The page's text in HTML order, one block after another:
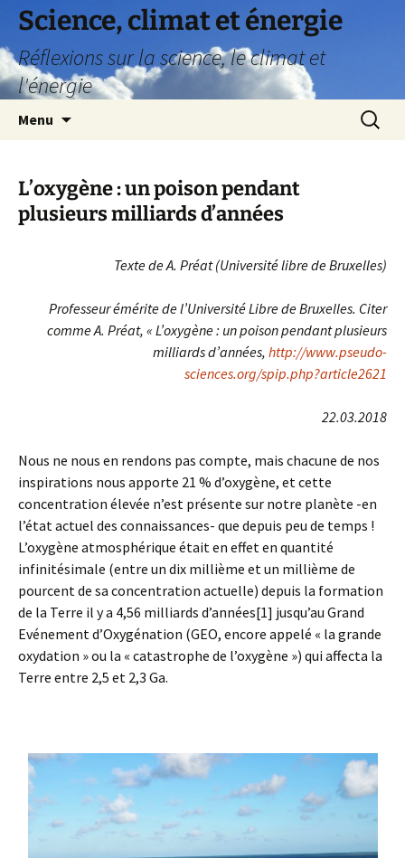
Science, climat et énergie
Réflexions sur la science, le climat et
l'énergie
Menu
L’oxygène : un poison pendant
plusieurs milliards d’années
Texte de A. Préat (Université libre de Bruxelles)
Professeur émérite de l’Université Libre de Bruxelles. Citer
comme A. Préat, « L’oxygène : un poison pendant plusieurs
milliards d’années, http://www.pseudo-
sciences.org/spip.php?article2621
22.03.2018
Nous ne nous en rendons pas compte, mais chacune de nos
inspirations nous apporte 21 % d’oxygène, et cette
concentration élevée n’est présente sur notre planète -en
l’état actuel des connaissances- que depuis peu de temps !
L’oxygène atmosphérique était en effet en quantité
infinitésimale (entre un dix millième et un millième de
pourcent de sa concentration actuelle) depuis la formation
de la Terre il y a 4,56 milliards d’années[1] jusqu’au Grand
Evénement d’Oxygénation (GEO, encore appelé « la grande
oxydation » ou la « catastrophe de l’oxygène ») qui affecta la
Terre entre 2,5 et 2,3 Ga.